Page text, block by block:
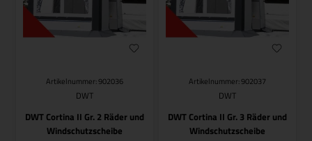
Artikelnummer: 902036
DWT
DWT Cortina II Gr. 2 Räder und
Windschutzscheibe
Artikelnummer: 902037
DWT
DWT Cortina II Gr. 3 Räder und
Windschutzscheibe